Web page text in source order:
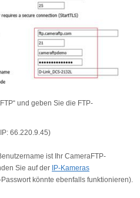
und geben Sie die FTP-
66.220.9.45)
ist Ihr CameraFTP-
Sie auf der IP-Kameras
könnte ebenfalls funktionieren).